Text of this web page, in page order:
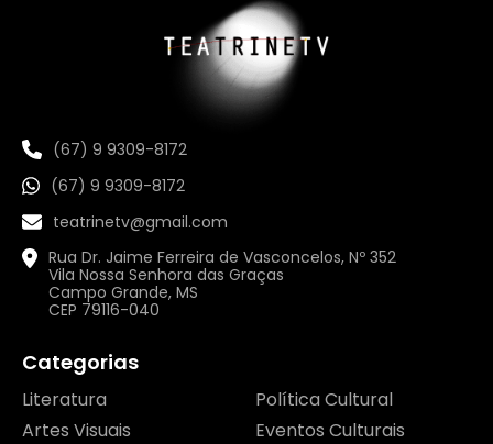
(67) 9 9309-8172
(67) 9 9309-8172
teatrinetv@gmail.com
Rua Dr. Jaime Ferreira de Vasconcelos, Nº 352
Vila Nossa Senhora das Graças
Campo Grande, MS
CEP 79116-040
Categorias
Literatura
Artes Visuais
Política Cultural
Eventos Culturais